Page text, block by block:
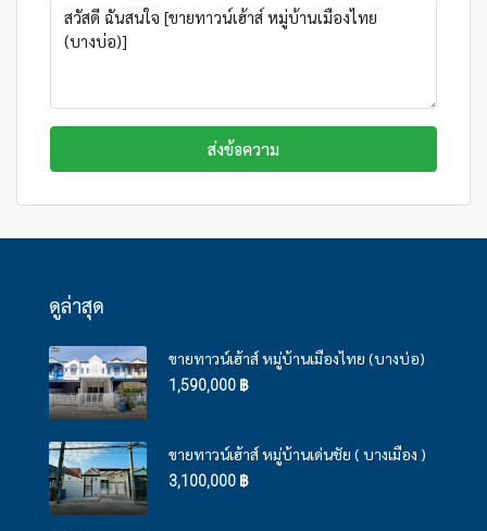
ส่งข้อความ
ดูล่าสุด
ขายทาวน์เฮ้าส์ หมู่บ้านเมืองไทย (บางบ่อ)
1,590,000 ฿
ขายทาวน์เฮ้าส์ หมู่บ้านเด่นชัย ( บางเมือง )
3,100,000 ฿